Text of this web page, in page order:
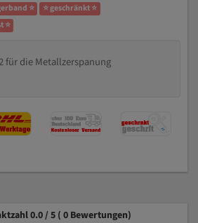
⭐
⭐ geschränkt ⭐
⭐
für die Metallzerspanung
0.0 / 5 ( 0 Bewertungen)